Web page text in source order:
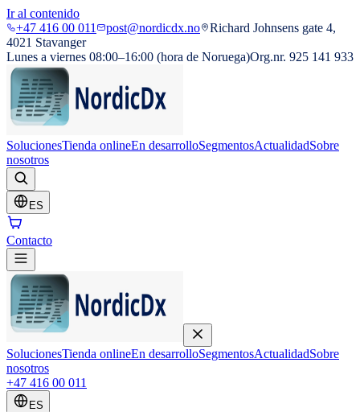
Ir al contenido
+47 416 00 011
post@nordicdx.no
Richard Johnsens gate 4,
4021 Stavanger
Lunes a viernes 08:00–16:00 (hora de Noruega)Org.nr. 925 141 933
SolucionesTienda onlineEn desarrolloSegmentosActualidadSobre
nosotros
ES
Contacto
SolucionesTienda onlineEn desarrolloSegmentosActualidadSobre
nosotros
+47 416 00 011
ES